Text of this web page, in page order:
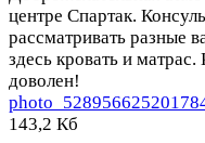
центре Спартак.
рассматривать разные
здесь кровать и
доволен!
143,2 Кб